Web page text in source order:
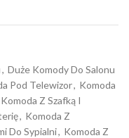
, Duże Komody Do Salonu
Pod Telewizor, Komoda
Komoda Z Szafką I
, Komoda Z
Do Sypialni, Komoda Z